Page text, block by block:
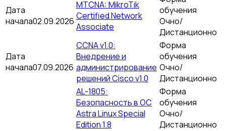
Дата
начала02.09.2026
MTCNA: MikroTik
Certified Network
Associate
обучения
Очно/
Дистанционно
Дата
начала07.09.2026
CCNA v1.0:
Внедрение и
администрирование
решений Cisco v1.0
Форма
обучения
Очно/
Дистанционно
AL-1805:
Безопасность в ОС
Astra Linux Special
Edition 1.8
Форма
обучения
Очно/
Дистанционно